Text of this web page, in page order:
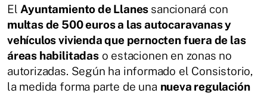
El Ayuntamiento de Llanes sancionará con
multas de 500 euros a las autocaravanas y
vehículos vivienda que pernocten fuera de las
áreas habilitadaso estacionen en zonas no
autorizadas. Según ha informado el Consistorio,
la medida forma parte de una nueva regulación